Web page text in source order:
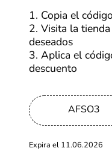
Acerca de
Kaspersky es una
la seguridad
avanzada a usuarios
Kaspersky ha sido
1. Copia el código
2. Visita la
deseados
3. Aplica el
descuento
AFSO3
Expira el 11.06.2026